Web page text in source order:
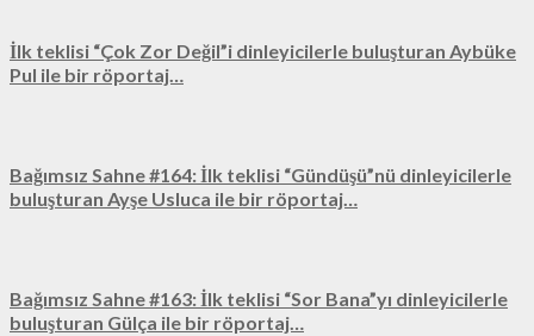
İlk teklisi “Çok Zor Değil”i dinleyicilerle buluşturan Aybüke
Pul ile bir röportaj…
Bağımsız Sahne #164: İlk teklisi “Gündüşü”nü dinleyicilerle
buluşturan Ayşe Usluca ile bir röportaj…
Bağımsız Sahne #163: İlk teklisi “Sor Bana”yı dinleyicilerle
buluşturan Gülça ile bir röportaj…